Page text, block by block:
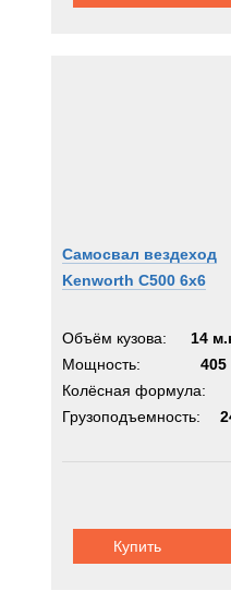
Самосвал вездеход
Kenworth C500 6x6
Объём кузова:
14
Мощность:
405
Колёсная формула:
Грузоподъемность:
Купить